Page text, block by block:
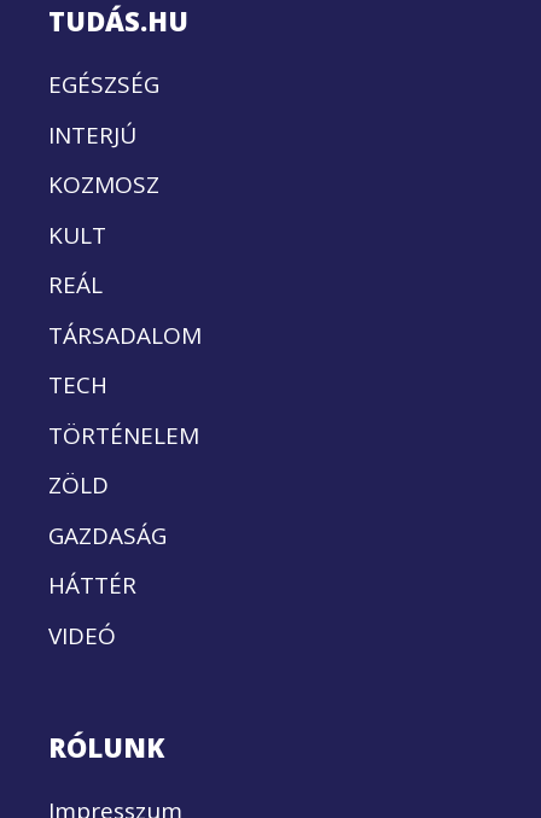
TUDÁS.HU
EGÉSZSÉG
INTERJÚ
KOZMOSZ
KULT
REÁL
TÁRSADALOM
TECH
TÖRTÉNELEM
ZÖLD
GAZDASÁG
HÁTTÉR
VIDEÓ
RÓLUNK
Impresszum